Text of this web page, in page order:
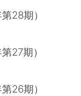
28期）
27期）
26期）